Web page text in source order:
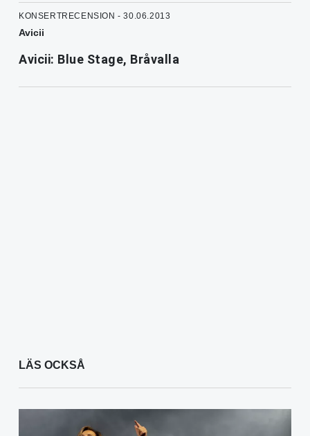
KONSERTRECENSION - 30.06.2013
Avicii
Avicii: Blue Stage, Bråvalla
LÄS OCKSÅ